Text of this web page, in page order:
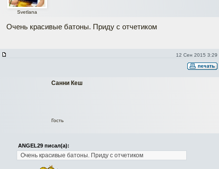
Svetlana
Очень красивые батоны. Приду с отчетиком
12 Сен 2015 3:29
Санни Кеш
Гость
ANGEL29 писал(а):
Очень красивые батоны. Приду с отчетиком